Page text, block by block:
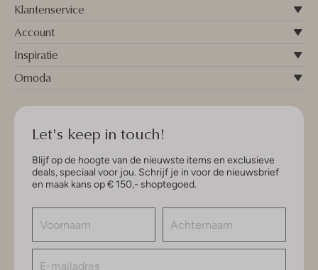
Klantenservice
Account
Inspiratie
Omoda
Let's keep in touch!
Blijf op de hoogte van de nieuwste items en exclusieve
deals, speciaal voor jou. Schrijf je in voor de nieuwsbrief
en maak kans op € 150,- shoptegoed.